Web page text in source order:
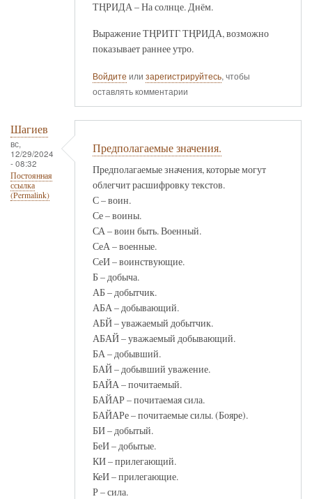
ТҢРИДА – На солнце. Днём.
Выражение ТҢРИТГ ТҢРИДА, возможно
показывает раннее утро.
Войдите или зарегистрируйтесь, чтобы
оставлять комментарии
Шагиев
вс,
12/29/2024
- 08:32
Постоянная
ссылка
(Permalink)
Предполагаемые значения.
Предполагаемые значения, которые могут
облегчит расшифровку текстов.
С – воин.
Се – воины.
СА – воин быть. Военный.
СеА – военные.
СеИ – воинствующие.
Б – добыча.
АБ – добытчик.
АБА – добывающий.
АБЙ – уважаемый добытчик.
АБАЙ – уважаемый добывающий.
БА – добывший.
БАЙ – добывший уважение.
БАЙА – почитаемый.
БАЙАР – почитаемая сила.
БАЙАРе – почитаемые силы. (Бояре).
БИ – добытый.
БеИ – добытые.
КИ – прилегающий.
КеИ – прилегающие.
Р – сила.